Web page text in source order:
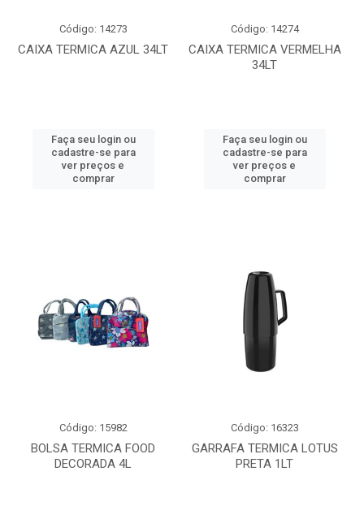
CAIXA TERMICA AZUL 34LT
Código: 14273
Faça seu login ou
cadastre-se para
ver preços e
comprar
CAIXA TERMICA VERMELHA
34LT
Código: 14274
Faça seu login ou
cadastre-se para
ver preços e
comprar
BOLSA TERMICA FOOD
DECORADA 4L
Código: 15982
GARRAFA TERMICA LOTUS
PRETA 1LT
Código: 16323